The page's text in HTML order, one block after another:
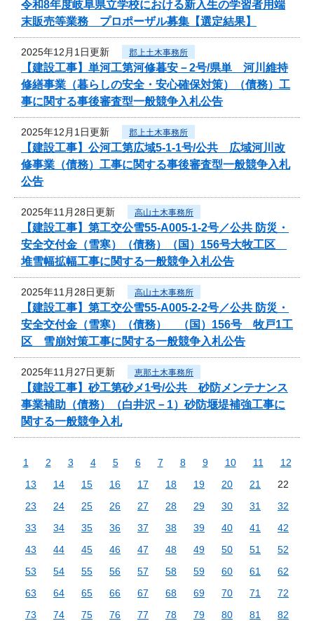
令和8年度岐阜県立学校における新入生の学習者用端
末販売等業務 プロポーザル募集【選定結果】
2025年12月1日更新 郡上土木事務所
【建設工事】単河工第河修暮安－2号/県単 河川維持
修繕事業（暮らしの安全・安心確保対策）（債務）工
事に関する事後審査型一般競争入札公告
2025年12月1日更新 郡上土木事務所
【建設工事】公河工第広域5-1-1号/公共 広域河川改
修事業（債務）工事に関する事後審査型一般競争入札
公告
2025年11月28日更新 高山土木事務所
【建設工事】第工交公雪55-A005-1-2号／公共 防災・
安全交付金（雪寒）（債務）（国）156号大牧工区
堆雪幅拡幅工事に関する一般競争入札公告
2025年11月28日更新 高山土木事務所
【建設工事】第工交公雪55-A005-2-2号／公共 防災・
安全交付金（雪寒）（債務） （国）156号 牧戸1工
区 雪崩対策工事に関する一般競争入札公告
2025年11月27日更新 恵那土木事務所
【建設工事】砂工第砂メ1号/公共 砂防メンテナンス
事業補助（債務）（白井沢－1）砂防堰堤補強工事に
関する一般競争入札
1 2 3 4 5 6 7 8 9 10 11
12
13
14 15 16 17 18 19 20 21
22
23
24 25 26 27 28 29 30 31
32
33
34 35 36 37 38 39 40 41
42
43
44 45 46 47 48 49 50 51
52
53
54 55 56 57 58 59 60 61
62
63
64 65 66 67 68 69 70 71
72
73
74 75 76 77 78 79 80 81
82